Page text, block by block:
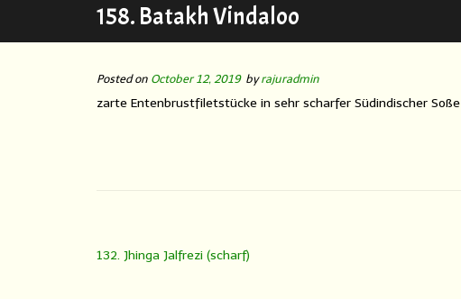
158. Batakh Vindaloo
Posted on October 12, 2019 byrajuradmin
zarte Entenbrustfiletstücke in sehr scharfer Südindischer Soße
132. Jhinga Jalfrezi (scharf)